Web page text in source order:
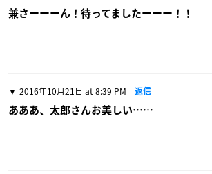
兼さーーーん！待ってましたーーー！！
2016年10月21日 at 8:39 PM 返信
あああ、太郎さんお美しい……